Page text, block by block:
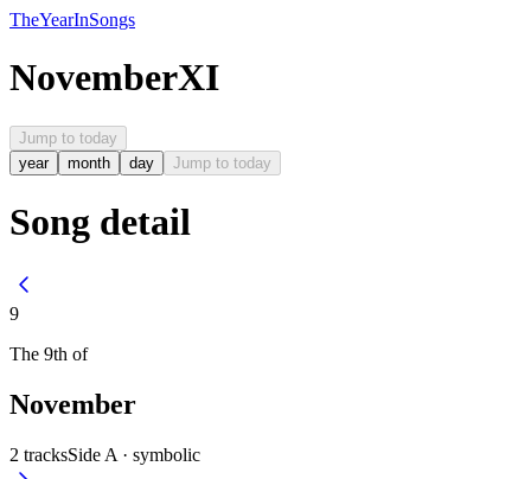
TheYearInSongs
NovemberXI
Jump to today
year
month day Jump to today
Song detail
9
The 9th of
November
2 tracksSide A · symbolic